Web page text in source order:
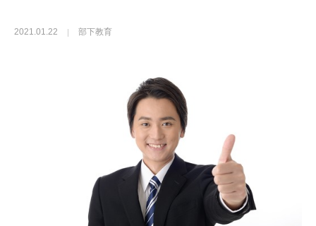
2021.01.22 部下教育